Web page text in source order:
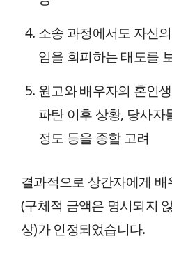
소송 과정에서도 자신
임을 회피하는 태도를
원고와 배우자의 혼인
파탄 이후 상황, 당사자
정도 등을 종합 고려
결과적으로 상간자에게
(구체적 금액은 명시되지
상)가 인정되었습니다.